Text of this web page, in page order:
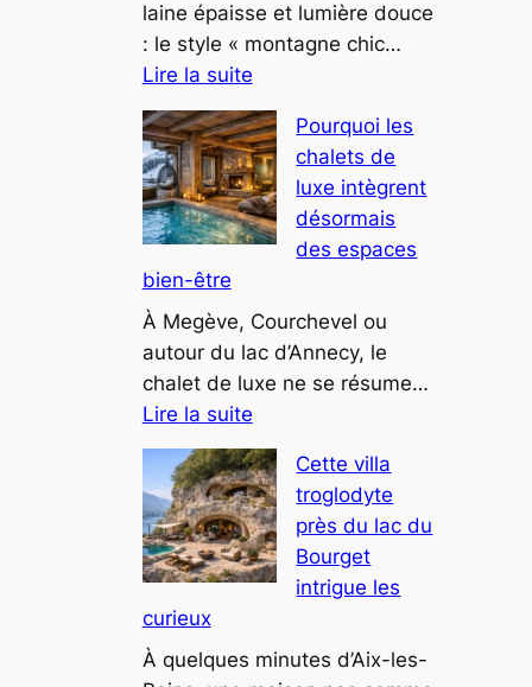
attire
les
investisseurs
laine épaisse et lumière douce
: le style « montagne chic…
Lire la suite:
Les
tendances
déco
montagne
chic
Pourquoi les
chalets de
luxe intègrent
désormais
des espaces
bien-être
À Megève, Courchevel ou
autour du lac d’Annecy, le
chalet de luxe ne se résume…
Lire la suite:
Pourquoi
les
chalets
de
luxe
intègrent
des
Cette villa
troglodyte
près du lac du
Bourget
intrigue les
curieux
À quelques minutes d’Aix-les-